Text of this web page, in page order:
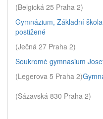
(Belgická 25 Praha 2)
Gymnázium, Základní
postižené
(Ječná 27 Praha 2)
Soukromé gymnasium
(Legerova 5 Praha 2)
(Sázavská 830 Praha 2)